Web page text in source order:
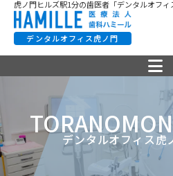
虎ノ門ヒルズ駅1分の歯医者「デンタルオフィ
デンタルオフィス虎ノ門
デンタルオフィス虎